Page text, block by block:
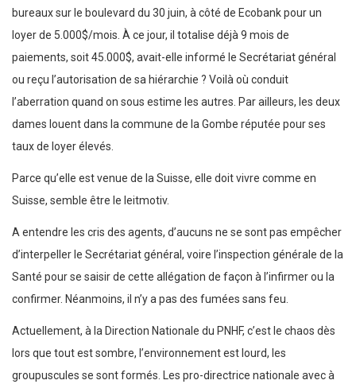
bureaux sur le boulevard du 30 juin, à côté de Ecobank pour un
loyer de 5.000$/mois. À ce jour, il totalise déjà 9 mois de
paiements, soit 45.000$, avait-elle informé le Secrétariat général
ou reçu l’autorisation de sa hiérarchie ? Voilà où conduit
l’aberration quand on sous estime les autres. Par ailleurs, les deux
dames louent dans la commune de la Gombe réputée pour ses
taux de loyer élevés.
Parce qu’elle est venue de la Suisse, elle doit vivre comme en
Suisse, semble être le leitmotiv.
A entendre les cris des agents, d’aucuns ne se sont pas empêcher
d’interpeller le Secrétariat général, voire l’inspection générale de la
Santé pour se saisir de cette allégation de façon à l’infirmer ou la
confirmer. Néanmoins, il n’y a pas des fumées sans feu.
Actuellement, à la Direction Nationale du PNHF, c’est le chaos dès
lors que tout est sombre, l’environnement est lourd, les
groupuscules se sont formés. Les pro-directrice nationale avec à